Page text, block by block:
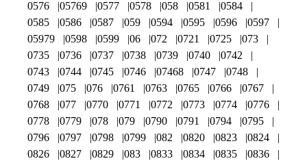
0576
05769 0577 0578 058 0581
0584
0585
0586 0587 059 0594 0595 0596
0597
05979
0598 0599 06 072 0721 0725
073
0735
0736 0737 0738 0739 0740
0742
0743
0744 0745 0746 07468 0747
0748
0749
075 076 0761 0763 0765 0766
0767
0768
077 0770 0771 0772 0773 0774
0776
0778
0779 078 079 0790 0791 0794
0795
0796
0797 0798 0799 082 0820 0823
0824
0826
0827 0829 083 0833 0834 0835
0836